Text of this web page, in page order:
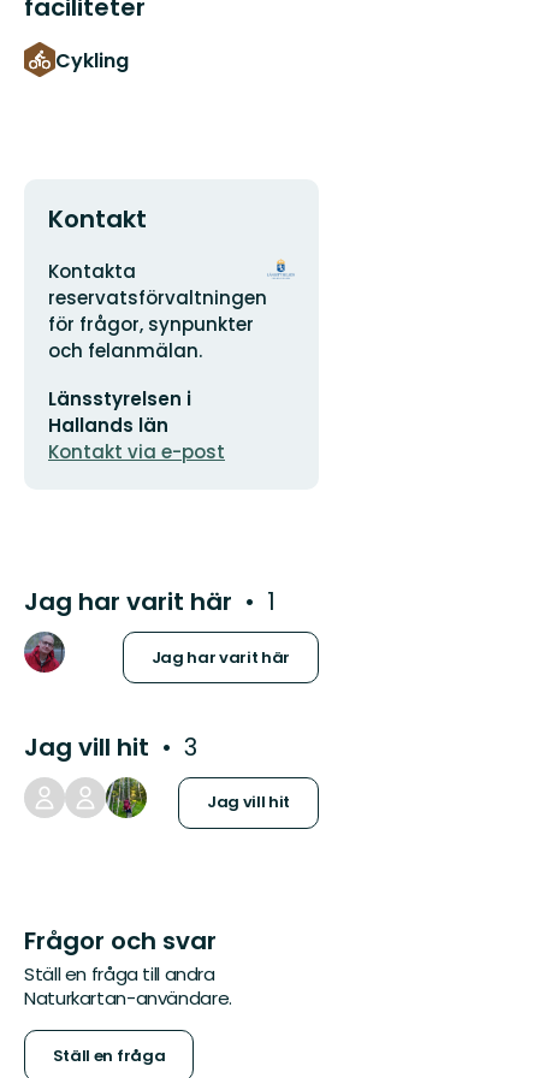
faciliteter
Cykling
Kontakt
Adress
Kontakta
reservatsförvaltningen
för frågor, synpunkter
och felanmälan.
postadress
Länsstyrelsen i
Hallands län
Kontakt via e-post
Organisationens
Jag har varit här 1
Jag har varit här
Jag vill hit 3
Jag vill hit
Frågor och svar
Ställ en fråga till andra
Naturkartan-användare.
Ställ en fråga